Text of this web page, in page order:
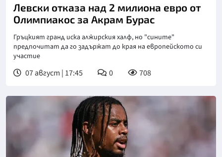
Левски отказа над 2 милиона евро от
Олимпиакос за Акрам Бурас
Гръцкият гранд иска алжирския халф, но "сините"
предпочитат да го задържат до края на европейското си
участие
07 август | 17:45 0 708